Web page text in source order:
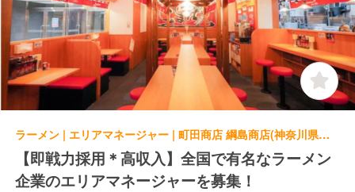
ラーメン | エリアマネージャー | 町田商店 綱島商店(神奈川県横浜市港北区)
【即戦力採用＊高収入】全国で有名なラーメン
企業のエリアマネージャーを募集！